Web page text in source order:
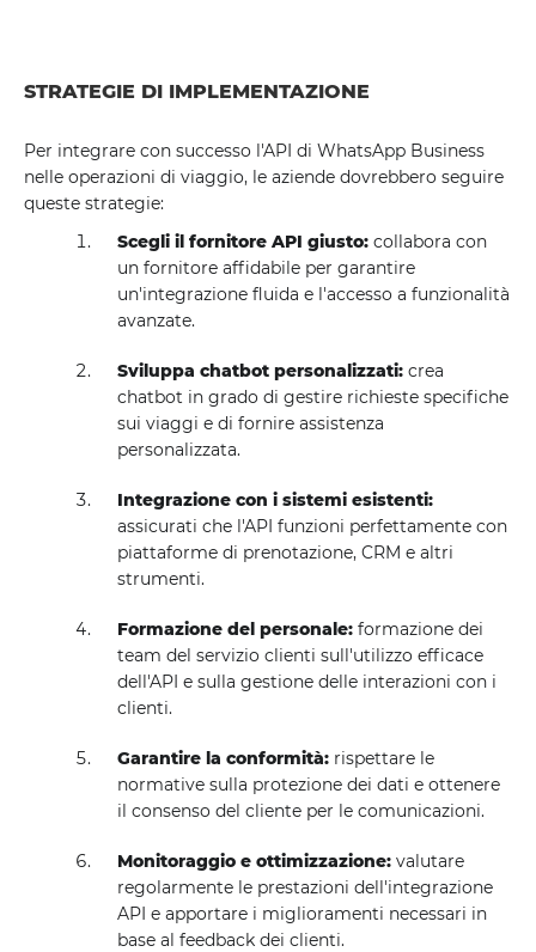
STRATEGIE DI IMPLEMENTAZIONE
Per integrare con successo l'API di WhatsApp Business
nelle operazioni di viaggio, le aziende dovrebbero seguire
queste strategie:
Scegli il fornitore API giusto: collabora con
un fornitore affidabile per garantire
un'integrazione fluida e l'accesso a funzionalità
avanzate.
Sviluppa chatbot personalizzati: crea
chatbot in grado di gestire richieste specifiche
sui viaggi e di fornire assistenza
personalizzata.
Integrazione con i sistemi esistenti:
assicurati che l'API funzioni perfettamente con
piattaforme di prenotazione, CRM e altri
strumenti.
Formazione del personale: formazione dei
team del servizio clienti sull'utilizzo efficace
dell'API e sulla gestione delle interazioni con i
clienti.
Garantire la conformità: rispettare le
normative sulla protezione dei dati e ottenere
il consenso del cliente per le comunicazioni.
Monitoraggio e ottimizzazione: valutare
regolarmente le prestazioni dell'integrazione
API e apportare i miglioramenti necessari in
base al feedback dei clienti.